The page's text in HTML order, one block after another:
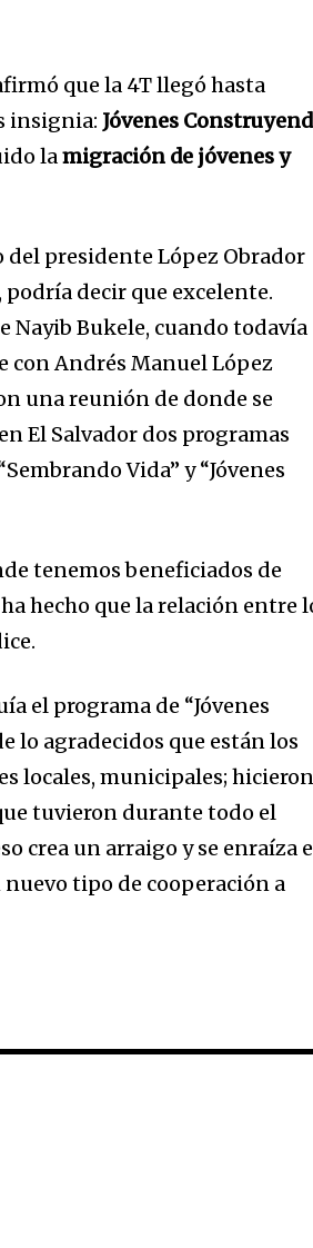
que la 4T llegó hasta
insignia: Jóvenes
lamigración de jóvenes y
del presidente López Obrador
podría decir que excelente.
Nayib Bukele, cuando todavía
con Andrés Manuel López
una reunión de donde se
El Salvador dos programas
Vida” y “Jóvenes
tenemos beneficiados de
hecho que la relación entre
el programa de “Jóvenes
lo agradecidos que están los
locales, municipales; hicieron
tuvieron durante todo el
crea un arraigo y se enraíza
tipo de cooperación a